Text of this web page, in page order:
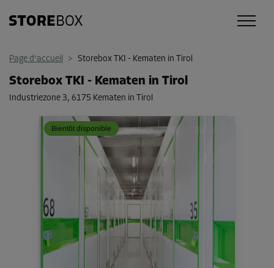
Page d'accueil > Storebox TKI - Kematen in Tirol
Storebox TKI - Kematen in Tirol
Industriezone 3, 6175 Kematen in Tirol
Bientôt disponible